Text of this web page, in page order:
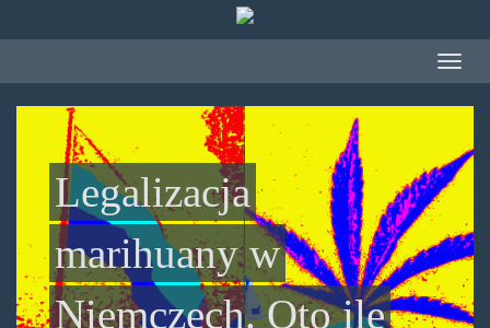
Toggle
Legalizacja
marihuany w
Niemczech. Oto ile